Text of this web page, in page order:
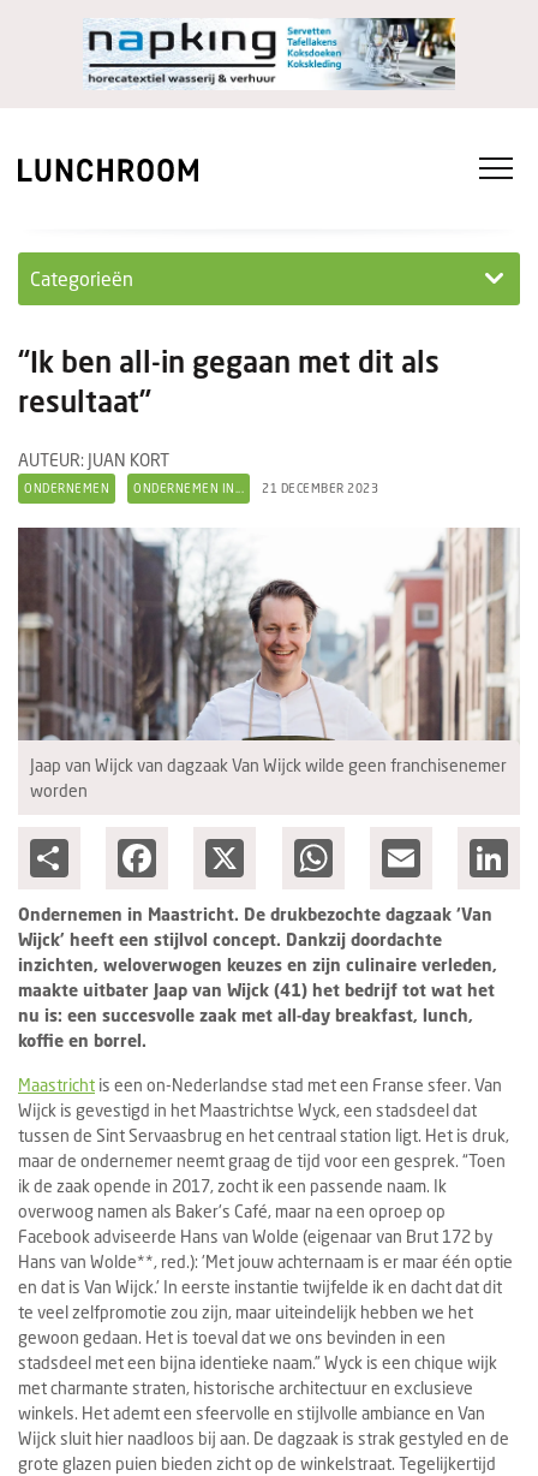
Categorieën
Ondernemen in...
Nieuwe lunchrooms
Columns
Groots ondernemen
“Ik ben all-in gegaan met dit als
resultaat”
AUTEUR: JUAN KORT
ONDERNEMEN ONDERNEMEN IN... 21 DECEMBER 2023
Jaap van Wijck van dagzaak Van Wijck wilde geen franchisenemer
worden
Facebook WhatsApp Email
Ondernemen in Maastricht. De drukbezochte dagzaak ‘Van
Wijck’ heeft een stijlvol concept. Dankzij doordachte
inzichten, weloverwogen keuzes en zijn culinaire verleden,
maakte uitbater Jaap van Wijck (41) het bedrijf tot wat het
nu is: een succesvolle zaak met all-day breakfast, lunch,
koffie en borrel.
Maastricht is een on-Nederlandse stad met een Franse sfeer. Van
Wijck is gevestigd in het Maastrichtse Wyck, een stadsdeel dat
tussen de Sint Servaasbrug en het centraal station ligt. Het is druk,
maar de ondernemer neemt graag de tijd voor een gesprek. “Toen
ik de zaak opende in 2017, zocht ik een passende naam. Ik
overwoog namen als Baker's Café, maar na een oproep op
Facebook adviseerde Hans van Wolde (eigenaar van Brut 172 by
Hans van Wolde**, red.): 'Met jouw achternaam is er maar één optie
en dat is Van Wijck.' In eerste instantie twijfelde ik en dacht dat dit
te veel zelfpromotie zou zijn, maar uiteindelijk hebben we het
gewoon gedaan. Het is toeval dat we ons bevinden in een
stadsdeel met een bijna identieke naam.” Wyck is een chique wijk
met charmante straten, historische architectuur en exclusieve
winkels. Het ademt een sfeervolle en stijlvolle ambiance en Van
Wijck sluit hier naadloos bij aan. De dagzaak is strak gestyled en de
grote glazen puien bieden zicht op de winkelstraat. Tegelijkertijd